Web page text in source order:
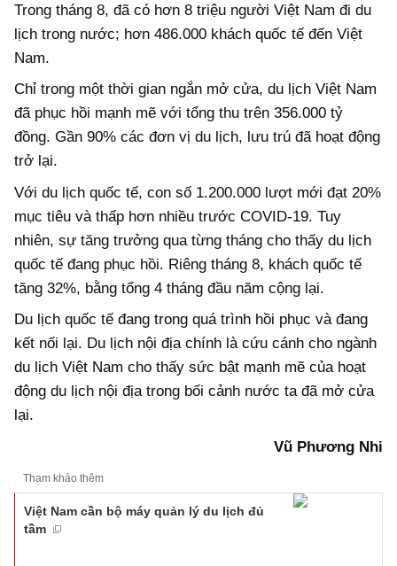
Trong tháng 8, đã có hơn 8 triệu người Việt Nam đi du
lịch trong nước; hơn 486.000 khách quốc tế đến Việt
Nam.
Chỉ trong một thời gian ngắn mở cửa, du lịch Việt Nam
đã phục hồi mạnh mẽ với tổng thu trên 356.000 tỷ
đồng. Gần 90% các đơn vị du lịch, lưu trú đã hoạt động
trở lại.
Với du lịch quốc tế, con số 1.200.000 lượt mới đạt 20%
mục tiêu và thấp hơn nhiều trước COVID-19. Tuy
nhiên, sự tăng trưởng qua từng tháng cho thấy du lịch
quốc tế đang phục hồi. Riêng tháng 8, khách quốc tế
tăng 32%, bằng tổng 4 tháng đầu năm cộng lại.
Du lịch quốc tế đang trong quá trình hồi phục và đang
kết nối lại. Du lịch nội địa chính là cứu cánh cho ngành
du lịch Việt Nam cho thấy sức bật mạnh mẽ của hoạt
động du lịch nội địa trong bối cảnh nước ta đã mở cửa
lại.
Vũ Phương Nhi
Tham khảo thêm
Việt Nam cần bộ máy quản lý du lịch đủ
tầm